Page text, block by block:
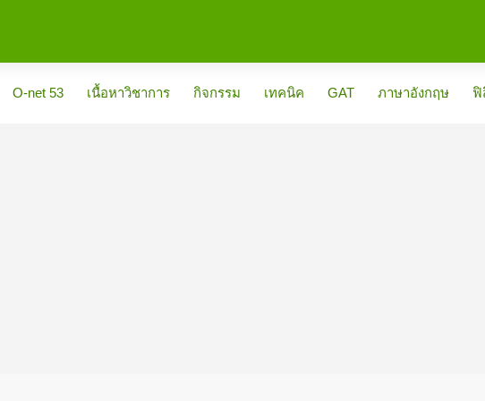
O-net 53 เนื้อหาวิชาการ กิจกรรม เทคนิค GAT ภาษาอังกฤษ ฟิ